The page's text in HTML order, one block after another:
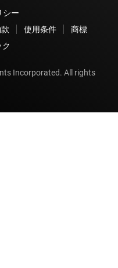
シー
使用条件
商標
Incorporated. All rights